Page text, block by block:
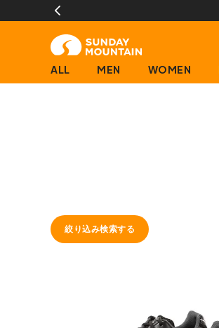
ALL MEN WOMEN
絞り込み検索する